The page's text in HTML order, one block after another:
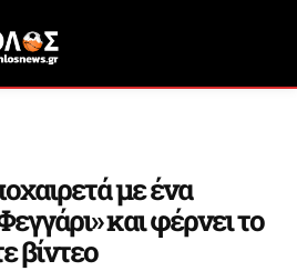
με ένα
και φέρνει το
βίντεο